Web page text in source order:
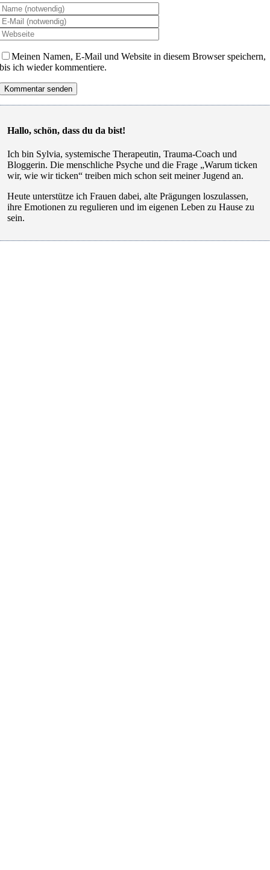
Meinen Namen, E-Mail und Website in diesem Browser speichern,
bis ich wieder kommentiere.
Hallo, schön, dass du da bist!
Ich bin Sylvia, systemische Therapeutin, Trauma-Coach und
Bloggerin. Die menschliche Psyche und die Frage „Warum ticken
wir, wie wir ticken“ treiben mich schon seit meiner Jugend an.
Heute unterstütze ich Frauen dabei, alte Prägungen loszulassen,
ihre Emotionen zu regulieren und im eigenen Leben zu Hause zu
sein.